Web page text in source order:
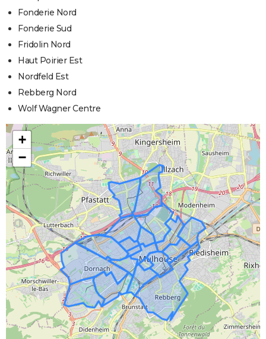
Fonderie Nord
Fonderie Sud
Fridolin Nord
Haut Poirier Est
Nordfeld Est
Rebberg Nord
Wolf Wagner Centre
+
−